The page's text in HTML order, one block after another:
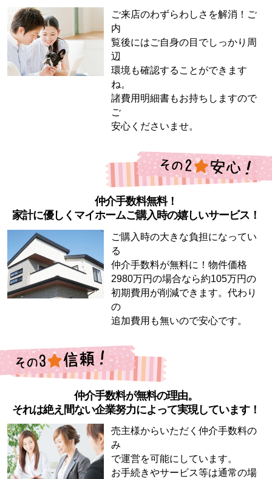
ご来店のわずらわしさを解消！ご
内
覧後にはご自身の目でしっかり周
辺
環境も確認することができます
ね。
諸費用明細書もお持ちしますので
ご
安心くださいませ。
仲介手数料無料！
家計に優しくマイホームご購入時の嬉しいサービス！
ご購入時の大きな負担になってい
る
仲介手数料が無料に！物件価格
2980万円の場合なら約105万円の
初期費用が削減できます。代わり
の
追加費用も無いので安心です。
仲介手数料が無料の理由。
それは絶え間ない企業努力によって実現しています！
売主様からいただく仲介手数料の
み
で運営を可能にしています。
お手続きやサービス等は通常の場